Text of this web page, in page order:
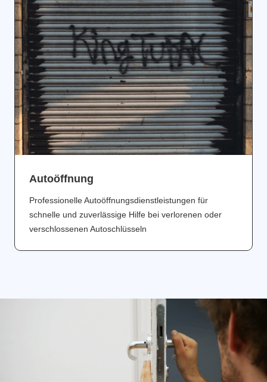
Аutoöffnung
Professionelle Autoöffnungsdienstleistungen für
schnelle und zuverlässige Hilfe bei verlorenen oder
verschlossenen Autoschlüsseln